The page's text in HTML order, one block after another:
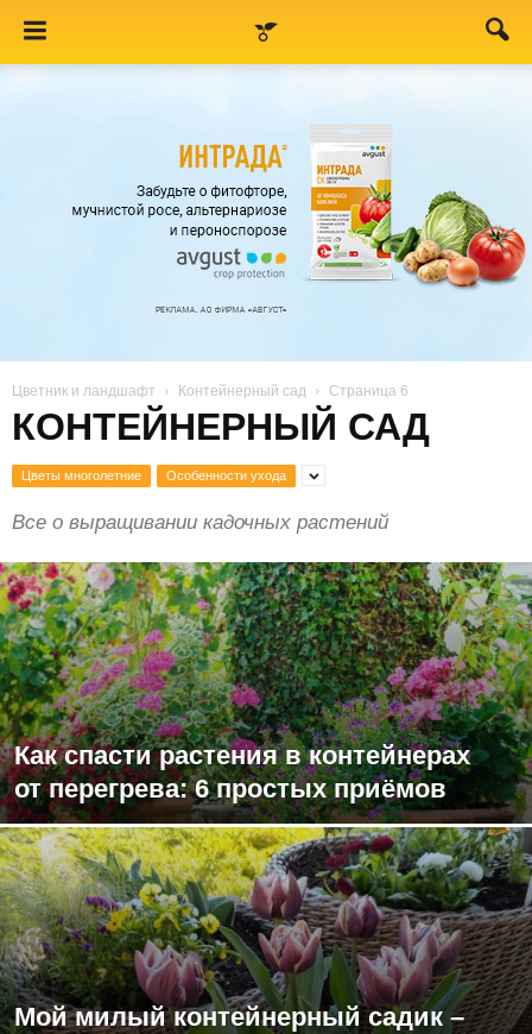
Цветник и ландшафт Контейнерный сад Страница 6
КОНТЕЙНЕРНЫЙ САД
Цветы многолетние Особенности ухода
Все о выращивании кадочных растений
Как спасти растения в контейнерах
от перегрева: 6 простых приёмов
Мой милый контейнерный садик –